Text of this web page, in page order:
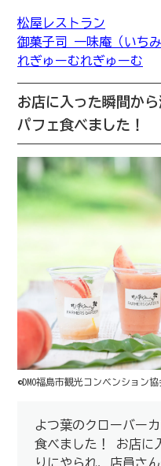
松屋レストラン
御菓子司 一味庵（いちみ
れぎゅーむれぎゅーむ
お店に入った瞬間か
パフェ食べました！
©DMO福島市観光コンベンション協
よつ葉のクローバー
食べました！ お店に
りにやられ、店員さ